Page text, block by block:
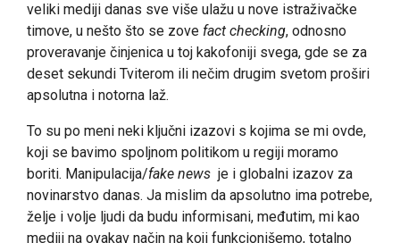
veliki mediji danas sve više ulažu u nove istraživačke
timove, u nešto što se zove fact checking, odnosno
proveravanje činjenica u toj kakofoniji svega, gde se za
deset sekundi Tviterom ili nečim drugim svetom proširi
apsolutna i notorna laž.
To su po meni neki ključni izazovi s kojima se mi ovde,
koji se bavimo spoljnom politikom u regiji moramo
boriti. Manipulacija/fake news je i globalni izazov za
novinarstvo danas. Ja mislim da apsolutno ima potrebe,
želje i volje ljudi da budu informisani, međutim, mi kao
mediji na ovakav način na koji funkcionišemo, totalno